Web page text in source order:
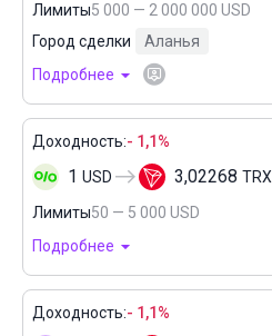
Лимиты5 000 — 2 000 000 USD
Город сделки
Аланья
Подробнее
Доходность:- 1,1%
1 USD 3,02268 TRX
Лимиты50 — 5 000 USD
Подробнее
Доходность:- 1,1%